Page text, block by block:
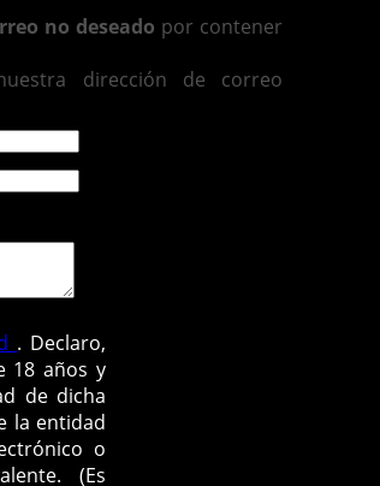
no deseado por contener
dirección de correo
. Declaro,
18 años y
de dicha
la entidad
o
(Es